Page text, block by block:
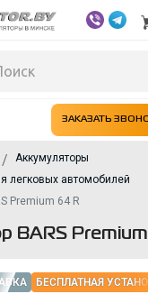
ЗАКАЗАТЬ
Аккумуляторы
легковых автомобилей
Premium 64 R
BARS
БЕСПЛАТНАЯ